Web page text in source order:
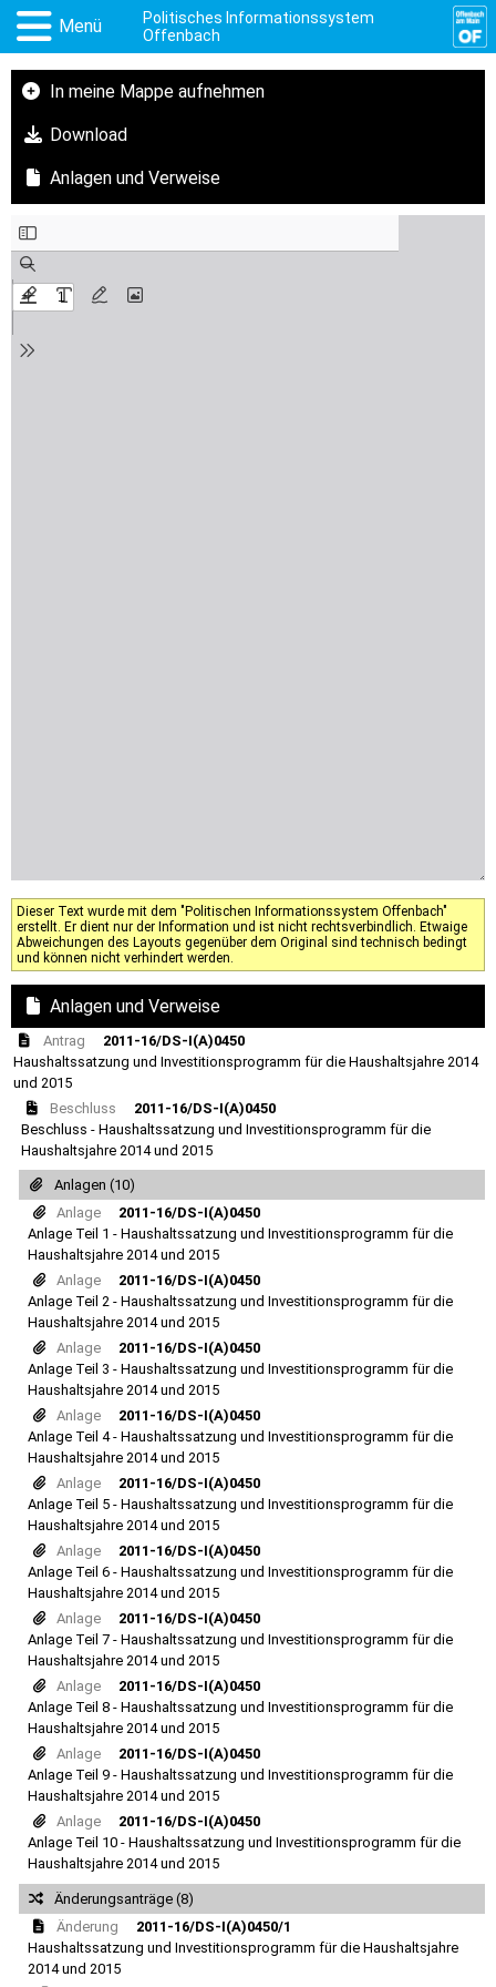
Menü
Politisches Informationssystem
Offenbach
In meine Mappe aufnehmen
Download
Anlagen und Verweise
Dieser Text wurde mit dem "Politischen Informationssystem Offenbach"
erstellt. Er dient nur der Information und ist nicht rechtsverbindlich. Etwaige
Abweichungen des Layouts gegenüber dem Original sind technisch bedingt
und können nicht verhindert werden.
Anlagen und Verweise
Antrag
2011-16/DS-I(A)0450
Haushaltssatzung und Investitionsprogramm für die Haushaltsjahre 2014
und 2015
Beschluss
2011-16/DS-I(A)0450
Beschluss - Haushaltssatzung und Investitionsprogramm für die
Haushaltsjahre 2014 und 2015
Anlagen (10)
Anlage
2011-16/DS-I(A)0450
Anlage Teil 1 - Haushaltssatzung und Investitionsprogramm für die
Haushaltsjahre 2014 und 2015
Anlage
2011-16/DS-I(A)0450
Anlage Teil 2 - Haushaltssatzung und Investitionsprogramm für die
Haushaltsjahre 2014 und 2015
Anlage
2011-16/DS-I(A)0450
Anlage Teil 3 - Haushaltssatzung und Investitionsprogramm für die
Haushaltsjahre 2014 und 2015
Anlage
2011-16/DS-I(A)0450
Anlage Teil 4 - Haushaltssatzung und Investitionsprogramm für die
Haushaltsjahre 2014 und 2015
Anlage
2011-16/DS-I(A)0450
Anlage Teil 5 - Haushaltssatzung und Investitionsprogramm für die
Haushaltsjahre 2014 und 2015
Anlage
2011-16/DS-I(A)0450
Anlage Teil 6 - Haushaltssatzung und Investitionsprogramm für die
Haushaltsjahre 2014 und 2015
Anlage
2011-16/DS-I(A)0450
Anlage Teil 7 - Haushaltssatzung und Investitionsprogramm für die
Haushaltsjahre 2014 und 2015
Anlage
2011-16/DS-I(A)0450
Anlage Teil 8 - Haushaltssatzung und Investitionsprogramm für die
Haushaltsjahre 2014 und 2015
Anlage
2011-16/DS-I(A)0450
Anlage Teil 9 - Haushaltssatzung und Investitionsprogramm für die
Haushaltsjahre 2014 und 2015
Anlage
2011-16/DS-I(A)0450
Anlage Teil 10 - Haushaltssatzung und Investitionsprogramm für die
Haushaltsjahre 2014 und 2015
Änderungsanträge (8)
Änderung
2011-16/DS-I(A)0450/1
Haushaltssatzung und Investitionsprogramm für die Haushaltsjahre
2014 und 2015